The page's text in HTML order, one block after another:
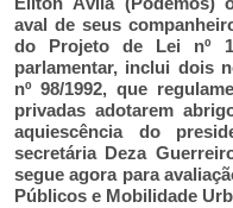
aval de seus
do Projeto de Lei nº
parlamentar, inclui dois
nº 98/1992, que
privadas adotarem
aquiescência do
secretária Deza
segue agora para
Públicos e Mobilidade